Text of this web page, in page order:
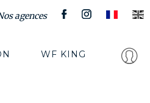
agences
WF KING